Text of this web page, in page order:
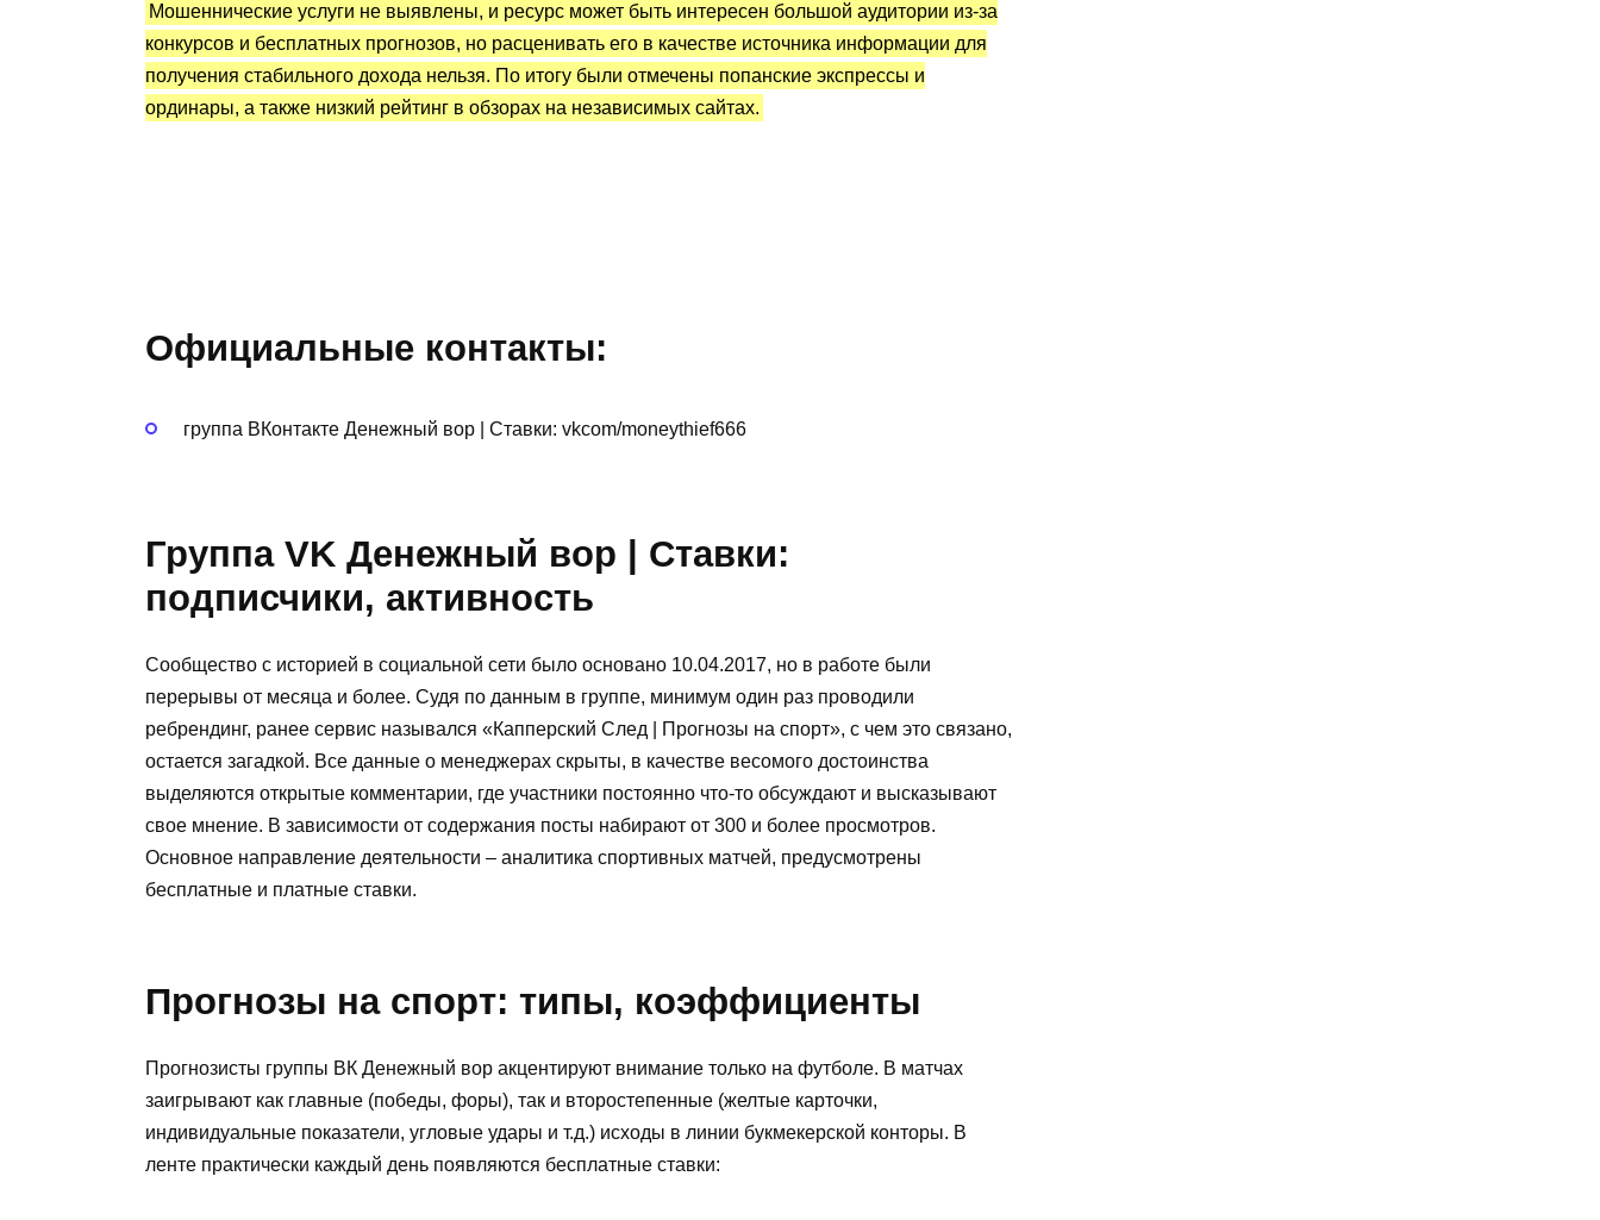
Мошеннические услуги не выявлены, и ресурс может быть интересен большой аудитории из-за
конкурсов и бесплатных прогнозов, но расценивать его в качестве источника информации для
получения стабильного дохода нельзя. По итогу были отмечены попанские экспрессы и
ординары, а также низкий рейтинг в обзорах на независимых сайтах.
Официальные контакты:
группа ВКонтакте Денежный вор | Ставки: vkcom/moneythief666
Группа VK Денежный вор | Ставки:
подписчики, активность
Сообщество с историей в социальной сети было основано 10.04.2017, но в работе были
перерывы от месяца и более. Судя по данным в группе, минимум один раз проводили
ребрендинг, ранее сервис назывался «Капперский След | Прогнозы на спорт», с чем это связано,
остается загадкой. Все данные о менеджерах скрыты, в качестве весомого достоинства
выделяются открытые комментарии, где участники постоянно что-то обсуждают и высказывают
свое мнение. В зависимости от содержания посты набирают от 300 и более просмотров.
Основное направление деятельности – аналитика спортивных матчей, предусмотрены
бесплатные и платные ставки.
Прогнозы на спорт: типы, коэффициенты
Прогнозисты группы ВК Денежный вор акцентируют внимание только на футболе. В матчах
заигрывают как главные (победы, форы), так и второстепенные (желтые карточки,
индивидуальные показатели, угловые удары и т.д.) исходы в линии букмекерской конторы. В
ленте практически каждый день появляются бесплатные ставки: